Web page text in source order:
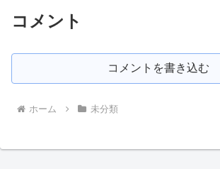
コメント
コメントを書き込む
ホーム 未分類